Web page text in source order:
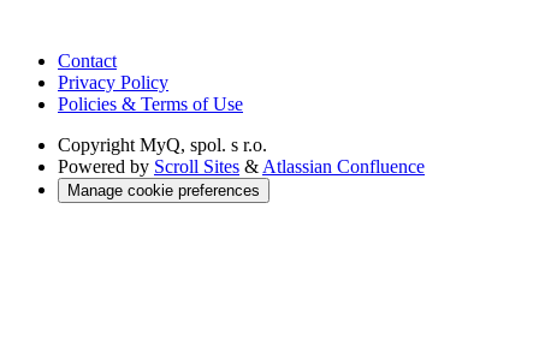
Contact
Privacy Policy
Policies & Terms of Use
Copyright MyQ, spol. s r.o.
Powered by Scroll Sites & Atlassian Confluence
Manage cookie preferences